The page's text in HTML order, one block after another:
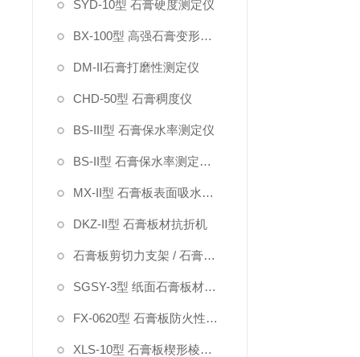
SYD-10型 石膏硬度测定仪
BX-100型 高强石膏变形测定仪
DM-II石膏打磨性测定仪
CHD-50型 石膏稠度仪
BS-III型 石膏保水率测定仪
BS-II型 石膏保水率测定仪（指针）
MX-II型 石膏板表面吸水率测定仪
DKZ-II型 石膏板材抗折机
石膏板剪切力支架 / 石膏板硬度钢针
SGSY-3型 纸面石膏板材受潮挠度试验箱
FX-0620型 石膏板防火性能测定仪
XLS-10型 石膏板楔形棱边深度测定仪